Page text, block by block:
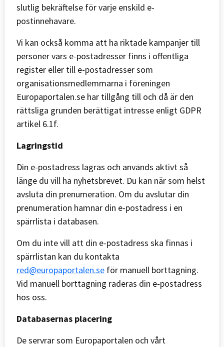
slutlig bekräftelse för varje enskild e-
postinnehavare.
Vi kan också komma att ha riktade kampanjer till
personer vars e-postadresser finns i offentliga
register eller till e-postadresser som
organisationsmedlemmarna i föreningen
Europaportalen.se har tillgång till och då är den
rättsliga grunden berättigat intresse enligt GDPR
artikel 6.1f.
Lagringstid
Din e-postadress lagras och används aktivt så
länge du vill ha nyhetsbrevet. Du kan när som helst
avsluta din prenumeration. Om du avslutar din
prenumeration hamnar din e-postadress i en
spärrlista i databasen.
Om du inte vill att din e-postadress ska finnas i
spärrlistan kan du kontakta
red@europaportalen.se för manuell borttagning.
Vid manuell borttagning raderas din e-postadress
hos oss.
Databasernas placering
De servrar som Europaportalen och vårt